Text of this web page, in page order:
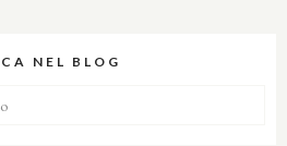
NEL BLOG